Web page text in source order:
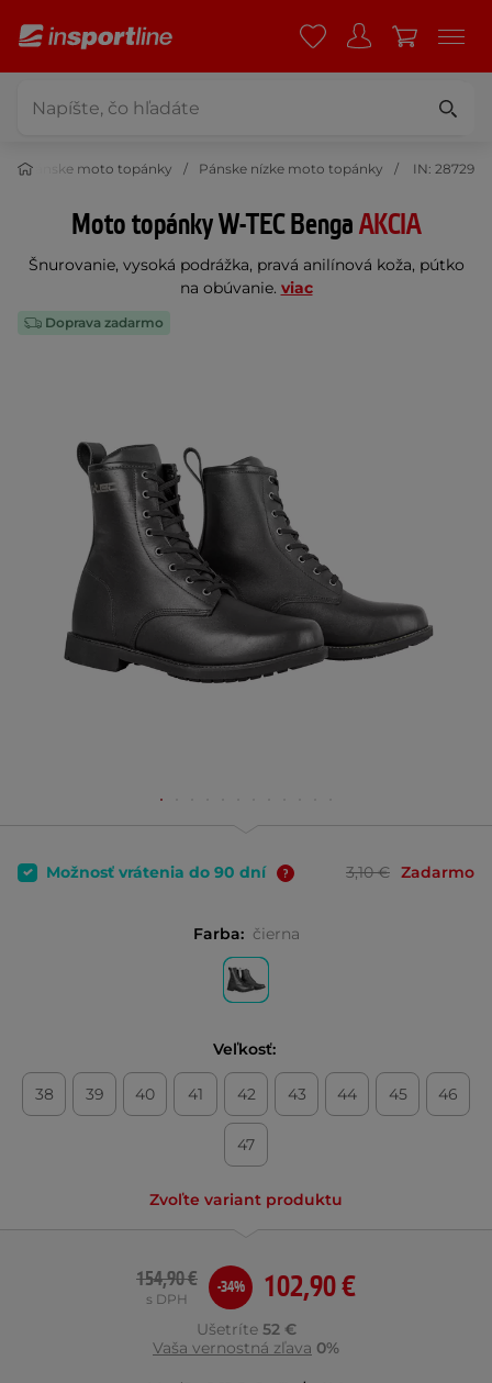
Pánske moto topánky Pánske nízke moto topánky IN: 28729
Moto topánky W-TEC BengaAKCIA
Šnurovanie, vysoká podrážka, pravá anilínová koža, pútko
na obúvanie. viac
Doprava zadarmo
Možnosť vrátenia do 90 dní 3,10 € Zadarmo
Farba: čierna
Veľkosť:
38 39 40 41 42 43 44 45 46
47
Zvoľte variant produktu
102,90 €
154,90 €
s DPH
-34%
Ušetríte 52 €
Vaša vernostná zľava 0%